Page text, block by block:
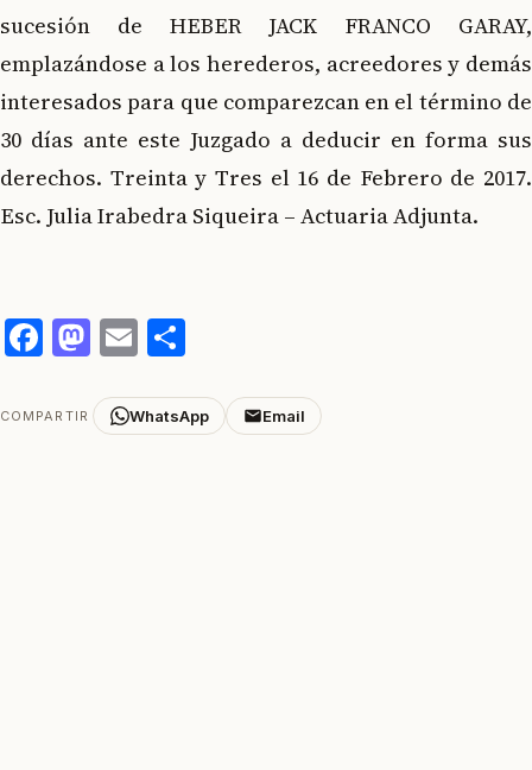
sucesión de HEBER JACK FRANCO GARAY,
emplazándose a los herederos, acreedores y demás
interesados para que comparezcan en el término de
30 días ante este Juzgado a deducir en forma sus
derechos. Treinta y Tres el 16 de Febrero de 2017.
Esc. Julia Irabedra Siqueira – Actuaria Adjunta.
Facebook
Mastodon
Email
COMPARTIR WhatsApp Email